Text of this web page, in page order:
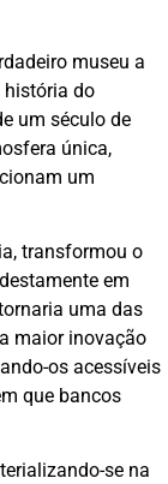
museu a
história do
um século de
única,
um
transformou o
em
uma das
maior inovação
os acessíveis
que bancos
se na